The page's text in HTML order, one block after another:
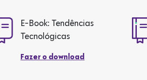
E-Book: Tendências
Tecnológicas
Fazer o download